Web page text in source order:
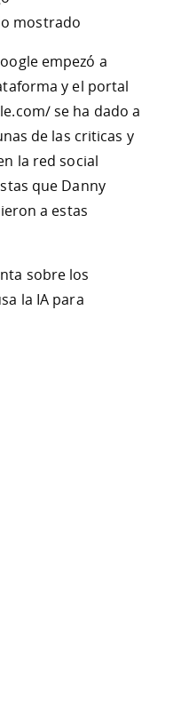
mostrado
empezó a
y el portal
se ha dado a
de las criticas y
la red social
que Danny
a estas
sobre los
la IA para